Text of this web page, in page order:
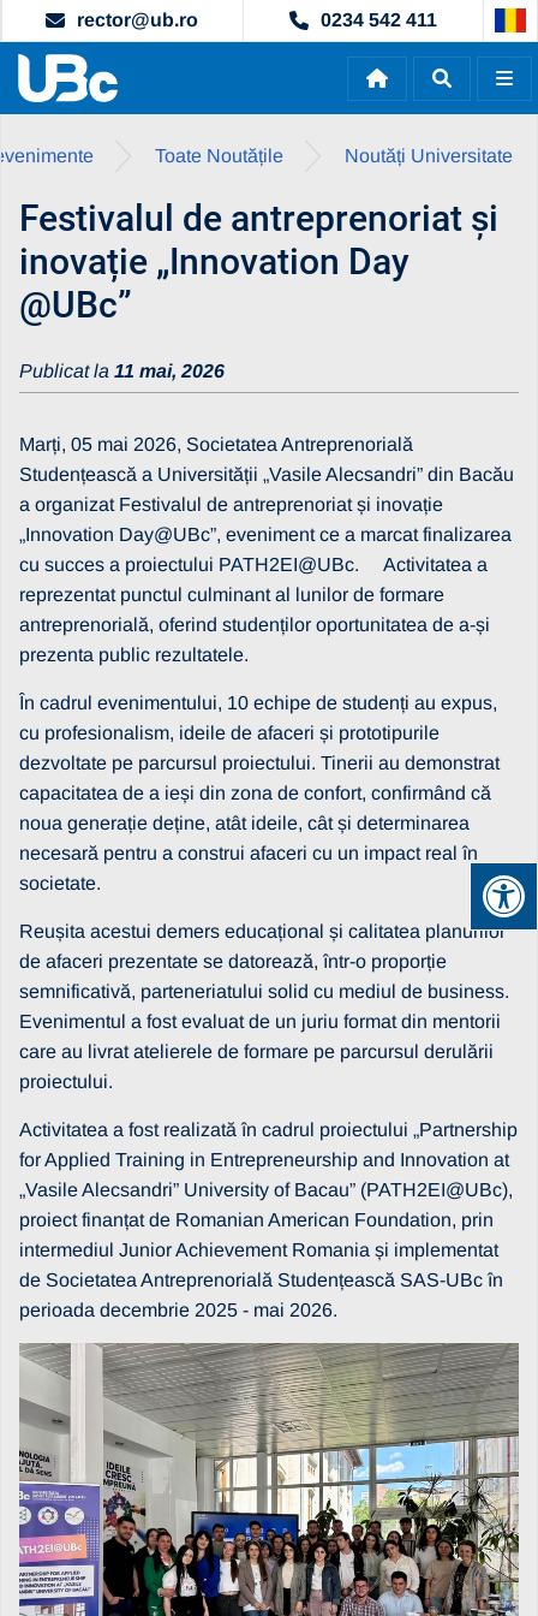
rector@ub.ro 0234 542 411
Toate Noutățile Noutăți Universitate
Festivalul de antreprenoriat și
inovație „Innovation Day
@UBc”
Publicat la 11 mai, 2026
Marți, 05 mai 2026, Societatea Antreprenorială
Studențească a Universității „Vasile Alecsandri” din Bacău
a organizat Festivalul de antreprenoriat și inovație
„Innovation Day@UBc”, eveniment ce a marcat finalizarea
cu succes a proiectului PATH2EI@UBc. Activitatea a
reprezentat punctul culminant al lunilor de formare
antreprenorială, oferind studenților oportunitatea de a-și
prezenta public rezultatele.
În cadrul evenimentului, 10 echipe de studenți au expus,
cu profesionalism, ideile de afaceri și prototipurile
dezvoltate pe parcursul proiectului. Tinerii au demonstrat
capacitatea de a ieși din zona de confort, confirmând că
noua generație deține, atât ideile, cât și determinarea
necesară pentru a construi afaceri cu un impact real în
societate.
Reușita acestui demers educațional și calitatea planurilor
de afaceri prezentate se datorează, într-o proporție
semnificativă, parteneriatului solid cu mediul de business.
Evenimentul a fost evaluat de un juriu format din mentorii
care au livrat atelierele de formare pe parcursul derulării
proiectului.
Activitatea a fost realizată în cadrul proiectului „Partnership
for Applied Training in Entrepreneurship and Innovation at
„Vasile Alecsandri” University of Bacau” (PATH2EI@UBc),
proiect finanțat de Romanian American Foundation, prin
intermediul Junior Achievement Romania și implementat
de Societatea Antreprenorială Studențească SAS-UBc în
perioada decembrie 2025 - mai 2026.